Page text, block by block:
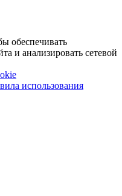
обеспечивать
и анализировать сетевой
использования